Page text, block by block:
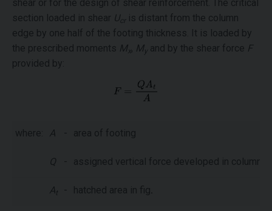
shear or for the design of shear reinforcement. The critical
section loaded in shear U cr is distant from the column
edge by one half of the footing thickness. It is loaded by
the prescribed moments M x, My and by the shear force F
provided by:
where: A - area of footing
Q - assigned vertical force developed in column
At - hatched area in fig.